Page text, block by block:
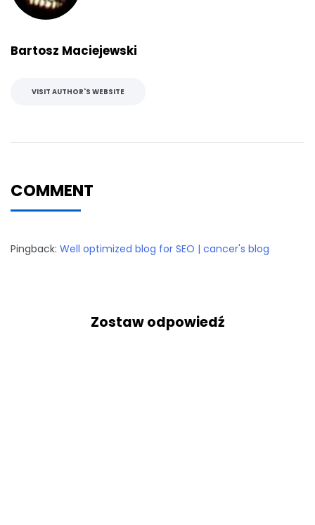
Bartosz Maciejewski
VISIT AUTHOR'S WEBSITE
COMMENT
Pingback: Well optimized blog for SEO | cancer's blog
Zostaw odpowiedź